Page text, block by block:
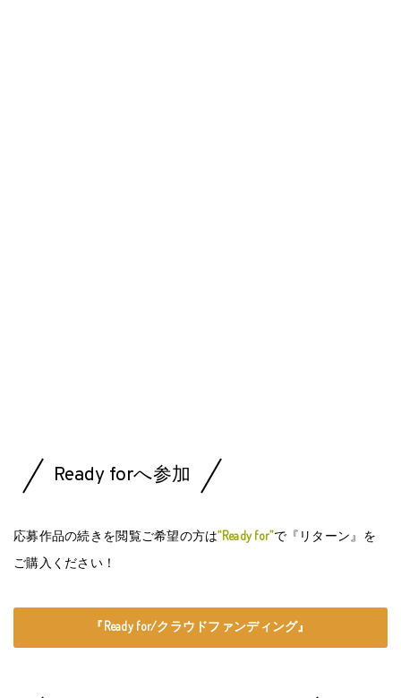
Ready forへ参加
応募作品の続きを閲覧ご希望の方は“Ready for”で『リターン』を
ご購入ください！
『Ready for/クラウドファンディング』